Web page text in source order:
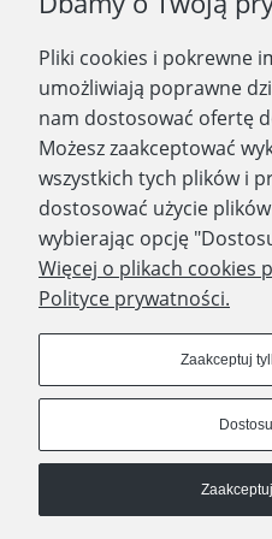
WYDAWNICTWO PROMIC
PRODUKTY
Prawa autorskie ©
© Wydawnictwo PROMIC
Pliki cookies i pokrewne
umożliwiają poprawne
nam dostosować ofertę
Możesz zaakceptować
wszystkich tych plików i
dostosować użycie
wybierając opcję
Więcej o plikach cookies
Polityce prywatności.
Zaakceptuj